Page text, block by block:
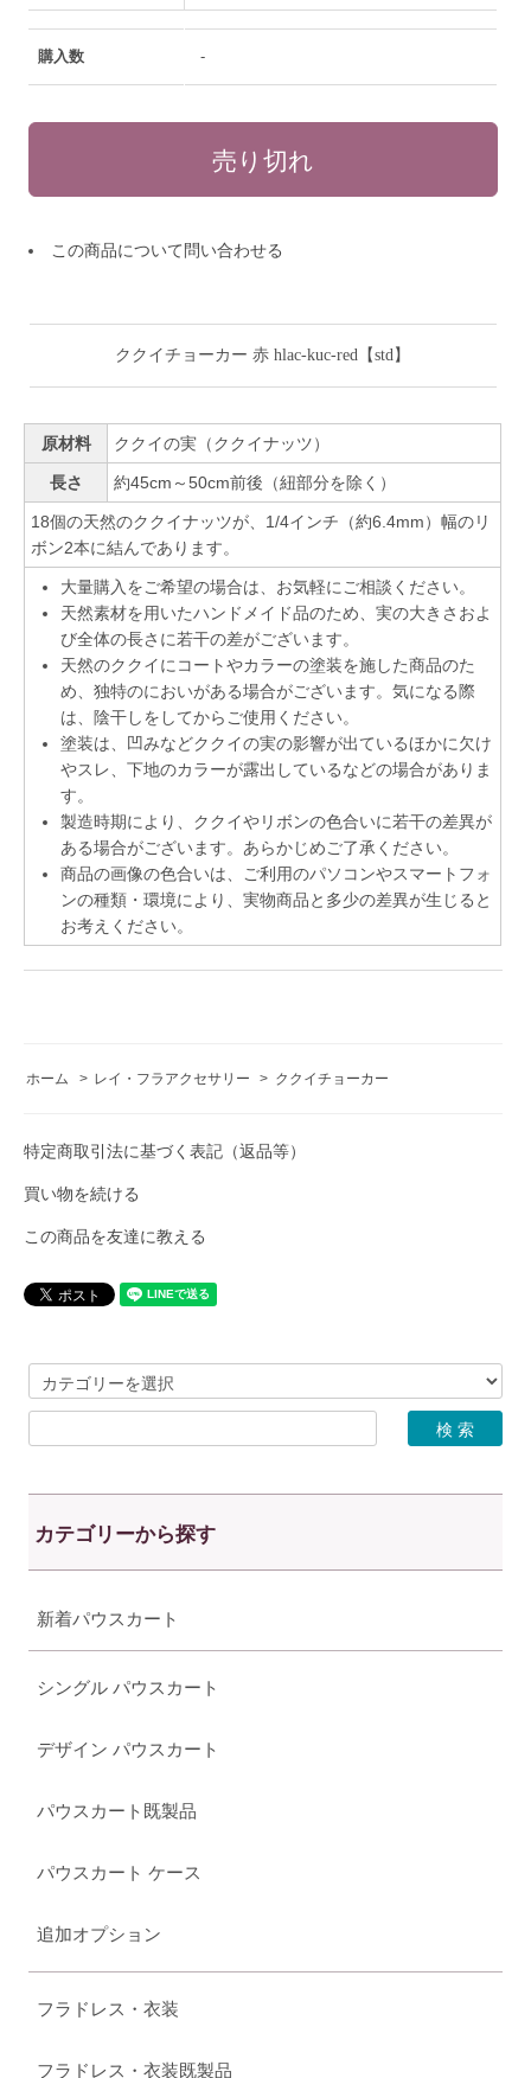
購入数 -
この商品について問い合わせる
ククイチョーカー 赤 hlac-kuc-red【std】
原材料 ククイの実（ククイナッツ）
長さ 約45cm～50cm前後（紐部分を除く）
18個の天然のククイナッツが、1/4インチ（約6.4mm）幅のリ
ボン2本に結んであります。
大量購入をご希望の場合は、お気軽にご相談ください。
天然素材を用いたハンドメイド品のため、実の大きさおよ
び全体の長さに若干の差がございます。
天然のククイにコートやカラーの塗装を施した商品のた
め、独特のにおいがある場合がございます。気になる際
は、陰干しをしてからご使用ください。
塗装は、凹みなどククイの実の影響が出ているほかに欠け
やスレ、下地のカラーが露出しているなどの場合がありま
す。
製造時期により、ククイやリボンの色合いに若干の差異が
ある場合がございます。あらかじめご了承ください。
商品の画像の色合いは、ご利用のパソコンやスマートフォ
ンの種類・環境により、実物商品と多少の差異が生じると
お考えください。
ホーム > レイ・フラアクセサリー > ククイチョーカー
特定商取引法に基づく表記（返品等）
買い物を続ける
この商品を友達に教える
カテゴリーから探す
新着パウスカート
シングル パウスカート
デザイン パウスカート
パウスカート既製品
パウスカート ケース
追加オプション
フラドレス・衣装
フラドレス・衣装既製品